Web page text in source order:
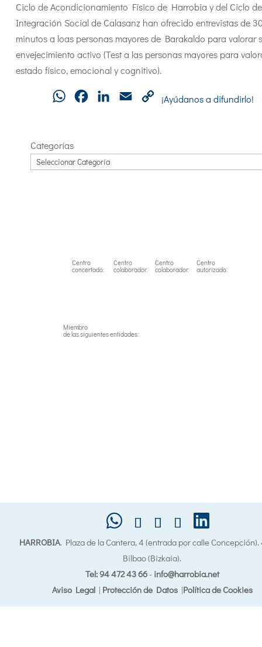
Ciclo de Acondicionamiento Físico de Harrobia y del Ciclo de
Integración Social de Calasanz han ofrecido entrevistas de
minutos a loas personas mayores de Barakaldo para valorar
envejecimiento activo (Test a las personas mayores para
estado físico, emocional y cognitivo).
WhatsAppFacebookLinkedInEmail
Copy
¡Ayúdanos a difundirlo!
Categorías
Centro
concertado:
Centro
colaborador:
Centro
colaborador:
Centro
autorizado:
Miembro
de las siguientes entidades:
HARROBIA. Plaza de la Cantera, 4 (entrada por calle
Bilbao (Bizkaia).
Tel: 94 472 43 66- info@harrobia.net
Aviso Legal| Protección de Datos|Política de Cookies